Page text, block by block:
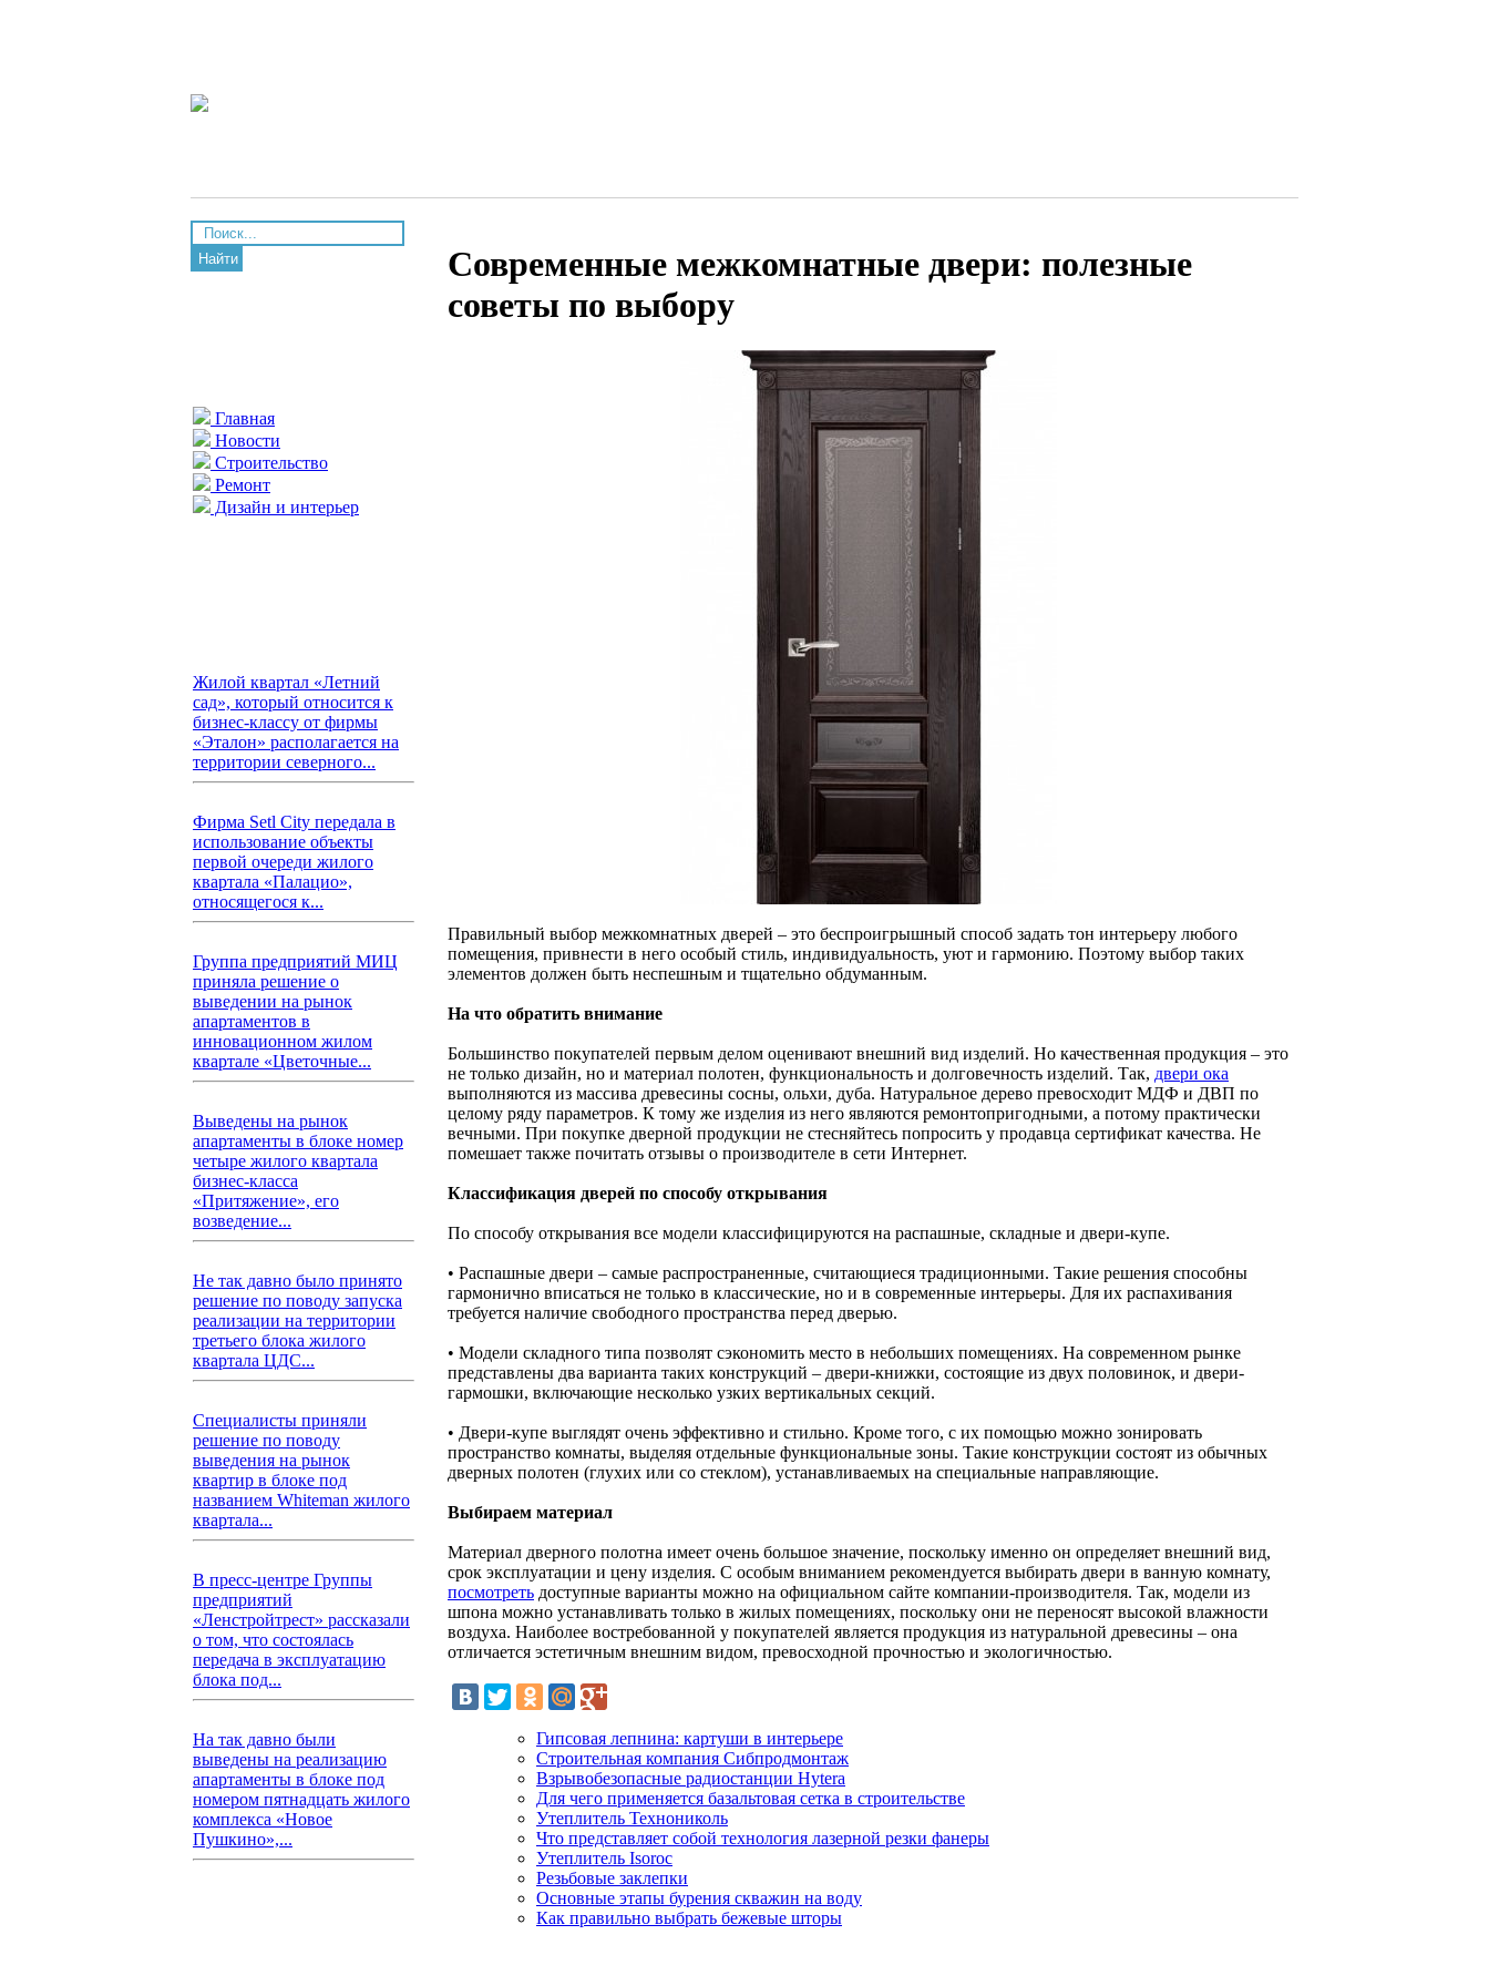
Найти
Главная
Новости
Строительство
Ремонт
Дизайн и интерьер
Жилой квартал «Летний
сад», который относится к
бизнес-классу от фирмы
«Эталон» располагается на
территории северного...
Фирма Setl City передала в
использование объекты
первой очереди жилого
квартала «Палацио»,
относящегося к...
Группа предприятий МИЦ
приняла решение о
выведении на рынок
апартаментов в
инновационном жилом
квартале «Цветочные...
Выведены на рынок
апартаменты в блоке номер
четыре жилого квартала
бизнес-класса
«Притяжение», его
возведение...
Не так давно было принято
решение по поводу запуска
реализации на территории
третьего блока жилого
квартала ЦДС...
Специалисты приняли
решение по поводу
выведения на рынок
квартир в блоке под
названием Whiteman жилого
квартала...
В пресс-центре Группы
предприятий
«Ленстройтрест» рассказали
о том, что состоялась
передача в эксплуатацию
блока под...
На так давно были
выведены на реализацию
апартаменты в блоке под
номером пятнадцать жилого
комплекса «Новое
Пушкино»,...
Современные межкомнатные двери: полезные
советы по выбору
Правильный выбор межкомнатных дверей – это беспроигрышный способ задать тон интерьеру любого
помещения, привнести в него особый стиль, индивидуальность, уют и гармонию. Поэтому выбор таких
элементов должен быть неспешным и тщательно обдуманным.
На что обратить внимание
Большинство покупателей первым делом оценивают внешний вид изделий. Но качественная продукция – это
не только дизайн, но и материал полотен, функциональность и долговечность изделий. Так, двери ока
выполняются из массива древесины сосны, ольхи, дуба. Натуральное дерево превосходит МДФ и ДВП по
целому ряду параметров. К тому же изделия из него являются ремонтопригодными, а потому практически
вечными. При покупке дверной продукции не стесняйтесь попросить у продавца сертификат качества. Не
помешает также почитать отзывы о производителе в сети Интернет.
Классификация дверей по способу открывания
По способу открывания все модели классифицируются на распашные, складные и двери-купе.
• Распашные двери – самые распространенные, считающиеся традиционными. Такие решения способны
гармонично вписаться не только в классические, но и в современные интерьеры. Для их распахивания
требуется наличие свободного пространства перед дверью.
• Модели складного типа позволят сэкономить место в небольших помещениях. На современном рынке
представлены два варианта таких конструкций – двери-книжки, состоящие из двух половинок, и двери-
гармошки, включающие несколько узких вертикальных секций.
• Двери-купе выглядят очень эффективно и стильно. Кроме того, с их помощью можно зонировать
пространство комнаты, выделяя отдельные функциональные зоны. Такие конструкции состоят из обычных
дверных полотен (глухих или со стеклом), устанавливаемых на специальные направляющие.
Выбираем материал
Материал дверного полотна имеет очень большое значение, поскольку именно он определяет внешний вид,
срок эксплуатации и цену изделия. С особым вниманием рекомендуется выбирать двери в ванную комнату,
посмотреть доступные варианты можно на официальном сайте компании-производителя. Так, модели из
шпона можно устанавливать только в жилых помещениях, поскольку они не переносят высокой влажности
воздуха. Наиболее востребованной у покупателей является продукция из натуральной древесины – она
отличается эстетичным внешним видом, превосходной прочностью и экологичностью.
Гипсовая лепнина: картуши в интерьере
Строительная компания Сибпродмонтаж
Взрывобезопасные радиостанции Hytera
Для чего применяется базальтовая сетка в строительстве
Утеплитель Технониколь
Что представляет собой технология лазерной резки фанеры
Утеплитель Isoroc
Резьбовые заклепки
Основные этапы бурения скважин на воду
Как правильно выбрать бежевые шторы